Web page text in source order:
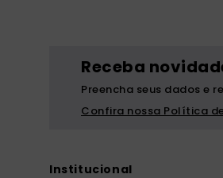
Receba
Preencha seus dados e
Confira nossa Política
Institucional